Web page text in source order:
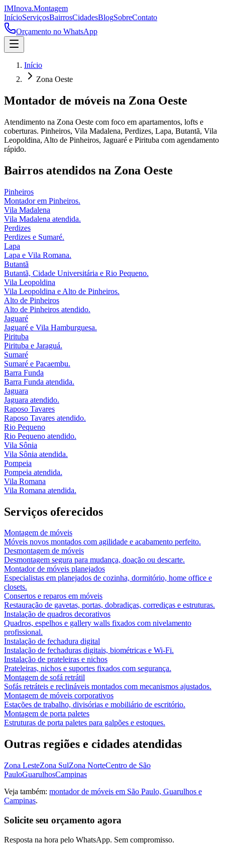
IMInova.Montagem
InícioServiçosBairrosCidadesBlogSobreContato
Orçamento no WhatsApp
Início
Zona Oeste
Montador de móveis na Zona Oeste
Atendimento na Zona Oeste com foco em apartamentos, lofts e
coberturas. Pinheiros, Vila Madalena, Perdizes, Lapa, Butantã, Vila
Leopoldina, Alto de Pinheiros, Jaguaré e Pirituba com agendamento
rápido.
Bairros atendidos na Zona Oeste
Pinheiros
Montador em Pinheiros.
Vila Madalena
Vila Madalena atendida.
Perdizes
Perdizes e Sumaré.
Lapa
Lapa e Vila Romana.
Butantã
Butantã, Cidade Universitária e Rio Pequeno.
Vila Leopoldina
Vila Leopoldina e Alto de Pinheiros.
Alto de Pinheiros
Alto de Pinheiros atendido.
Jaguaré
Jaguaré e Vila Hamburguesa.
Pirituba
Pirituba e Jaraguá.
Sumaré
Sumaré e Pacaembu.
Barra Funda
Barra Funda atendida.
Jaguara
Jaguara atendido.
Raposo Tavares
Raposo Tavares atendido.
Rio Pequeno
Rio Pequeno atendido.
Vila Sônia
Vila Sônia atendida.
Pompeia
Pompeia atendida.
Vila Romana
Vila Romana atendida.
Serviços oferecidos
Montagem de móveis
Móveis novos montados com agilidade e acabamento perfeito.
Desmontagem de móveis
Desmontagem segura para mudança, doação ou descarte.
Montador de móveis planejados
Especialistas em planejados de cozinha, dormitório, home office e
closets.
Consertos e reparos em móveis
Restauração de gavetas, portas, dobradiças, corrediças e estruturas.
Instalação de quadros decorativos
Quadros, espelhos e gallery walls fixados com nivelamento
profissional.
Instalação de fechadura digital
Instalação de fechaduras digitais, biométricas e Wi-Fi.
Instalação de prateleiras e nichos
Prateleiras, nichos e suportes fixados com segurança.
Montagem de sofá retrátil
Sofás retráteis e reclináveis montados com mecanismos ajustados.
Montagem de móveis corporativos
Estações de trabalho, divisórias e mobiliário de escritório.
Montagem de porta paletes
Estruturas de porta paletes para galpões e estoques.
Outras regiões e cidades atendidas
Zona LesteZona SulZona NorteCentro de São
PauloGuarulhosCampinas
Veja também: montador de móveis em São Paulo, Guarulhos e
Campinas.
Solicite seu orçamento agora
Resposta na hora pelo WhatsApp. Sem compromisso.